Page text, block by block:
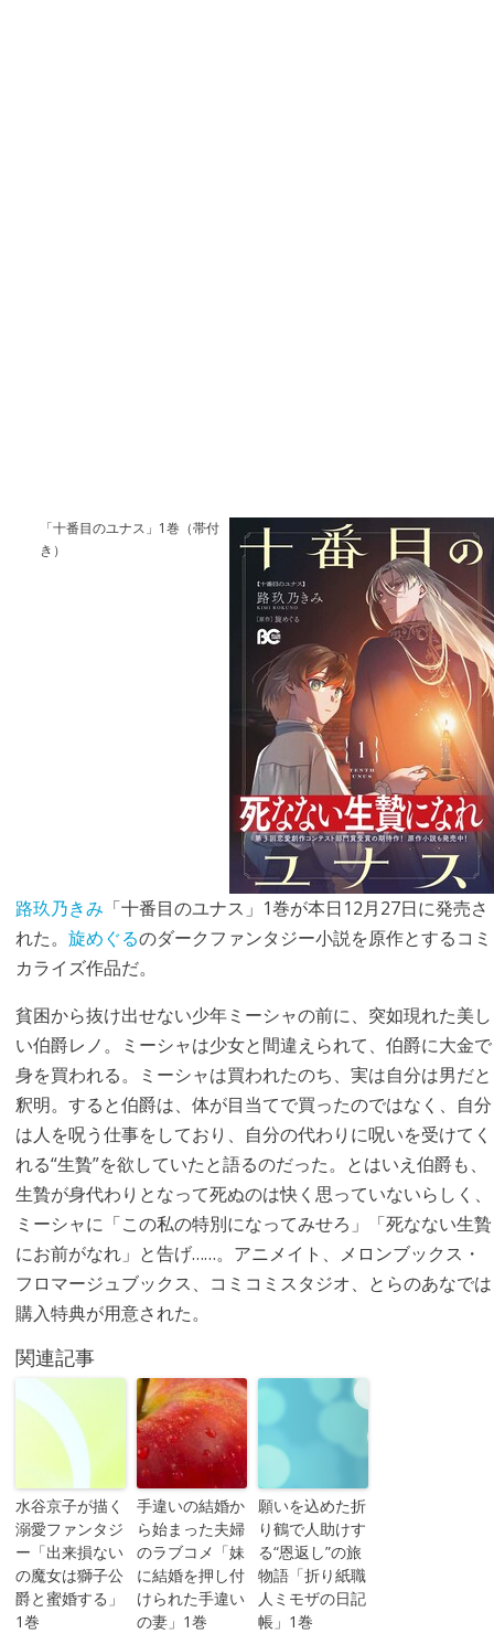
「十番目のユナス」1巻（帯付
き）
路玖乃きみ 「十番目のユナス」1巻が本日12月27日に発売さ
れた。 旋めぐるのダークファンタジー小説を原作とするコミ
カライズ作品だ。
貧困から抜け出せない少年ミーシャの前に、突如現れた美し
い伯爵レノ。ミーシャは少女と間違えられて、伯爵に大金で
身を買われる。ミーシャは買われたのち、実は自分は男だと
釈明。すると伯爵は、体が目当てで買ったのではなく、自分
は人を呪う仕事をしており、自分の代わりに呪いを受けてく
れる“生贄”を欲していたと語るのだった。とはいえ伯爵も、
生贄が身代わりとなって死ぬのは快く思っていないらしく、
ミーシャに「この私の特別になってみせろ」「死なない生贄
にお前がなれ」と告げ……。アニメイト、メロンブックス・
フロマージュブックス、コミコミスタジオ、とらのあなでは
購入特典が用意された。
関連記事
水谷京子が描く
溺愛ファンタジ
ー「出来損ない
の魔女は獅子公
爵と蜜婚する」
1巻
手違いの結婚か
ら始まった夫婦
のラブコメ「妹
に結婚を押し付
けられた手違い
の妻」1巻
願いを込めた折
り鶴で人助けす
る“恩返し”の旅
物語「折り紙職
人ミモザの日記
帳」1巻